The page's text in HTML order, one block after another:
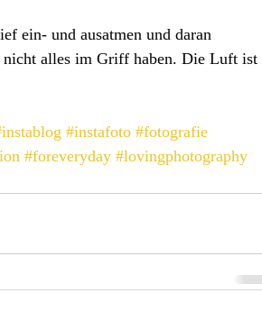
ein- und ausatmen und daran
nicht alles im Griff haben. Die Luft ist
#instafoto #fotografie
#foreveryday #lovingphotography